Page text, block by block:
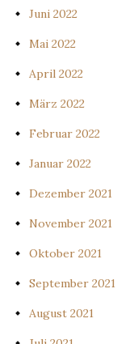
Juni 2022
Mai 2022
April 2022
März 2022
Februar 2022
Januar 2022
Dezember 2021
November 2021
Oktober 2021
September 2021
August 2021